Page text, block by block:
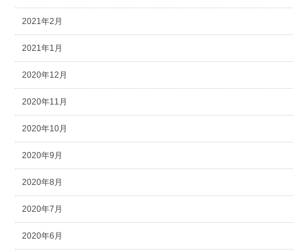
2021年2月
2021年1月
2020年12月
2020年11月
2020年10月
2020年9月
2020年8月
2020年7月
2020年6月